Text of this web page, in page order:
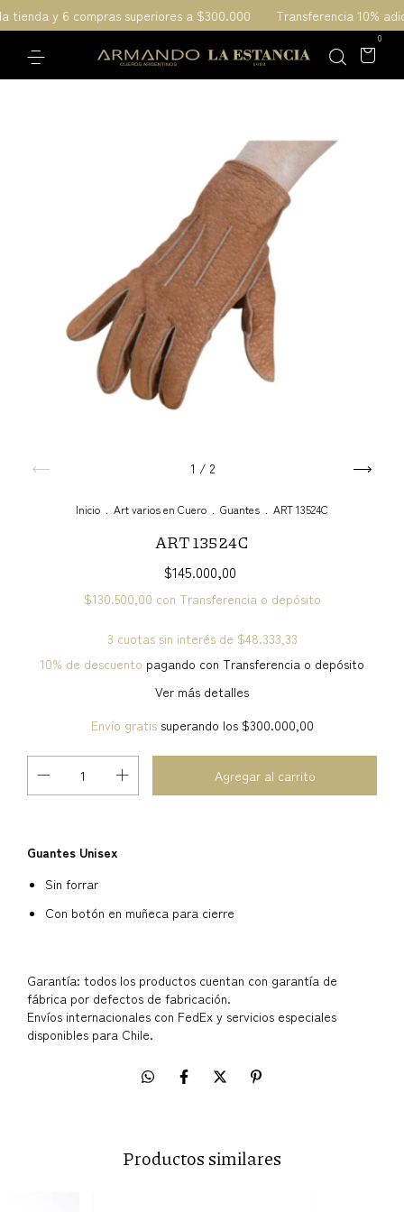
y 6 compras superiores a $300.000 Transferencia 10%
0
1 / 2
Inicio Art varios en Cuero Guantes ART 13524C
ART 13524C
$145.000,00
$130.500,00 con Transferencia o depósito
3 cuotas sin interés de $48.333,33
10% de descuento pagando con Transferencia o depósito
Ver más detalles
Envío gratis superando los $300.000,00
Guantes Unisex
Sin forrar
Con botón en muñeca para cierre
Garantía: todos los productos cuentan con garantía de
fábrica por defectos de fabricación.
Envíos internacionales con FedEx y servicios especiales
disponibles para Chile.
Productos similares